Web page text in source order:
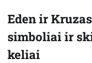
Eden ir
simboliai ir
keliai